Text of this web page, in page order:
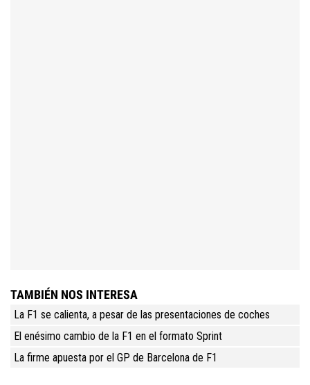
TAMBIÉN NOS INTERESA
La F1 se calienta, a pesar de las presentaciones de coches
El enésimo cambio de la F1 en el formato Sprint
La firme apuesta por el GP de Barcelona de F1